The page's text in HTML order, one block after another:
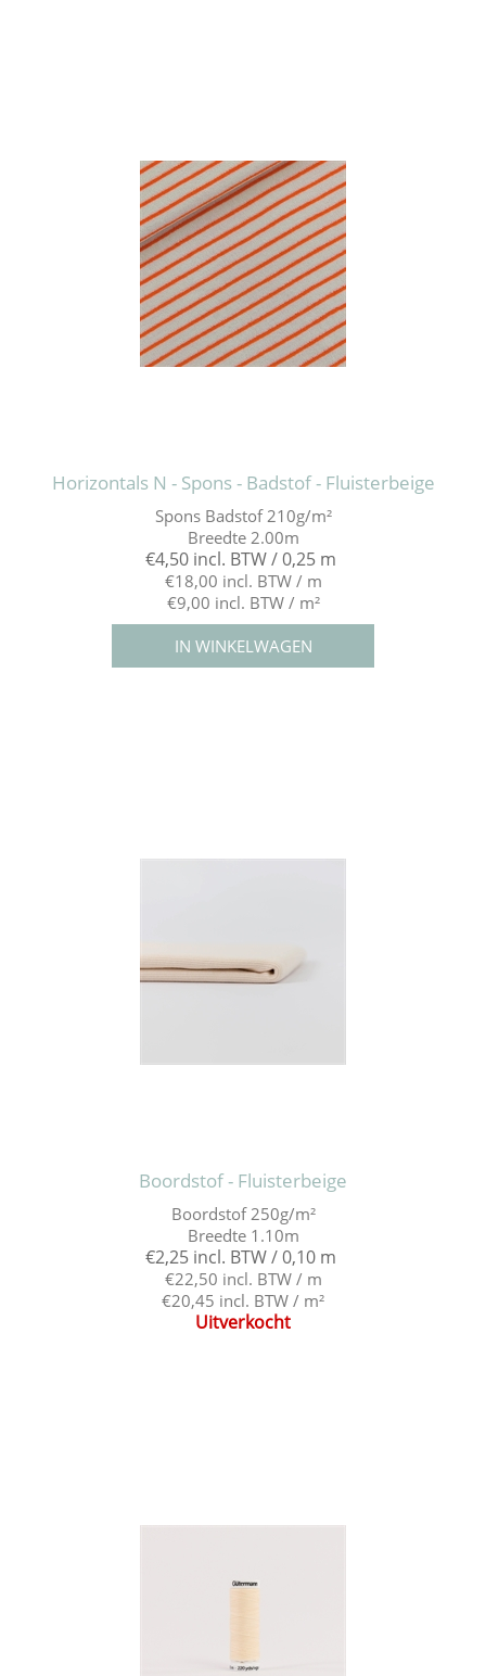
Horizontals N - Spons - Badstof - Fluisterbeige
Spons Badstof 210g/m²
Breedte 2.00m
€4,50 incl. BTW / 0,25 m
€18,00 incl. BTW / m
€9,00 incl. BTW / m²
Boordstof - Fluisterbeige
Boordstof 250g/m²
Breedte 1.10m
€2,25 incl. BTW / 0,10 m
€22,50 incl. BTW / m
€20,45 incl. BTW / m²
Uitverkocht